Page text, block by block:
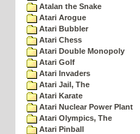
Atalan the Snake
Atari Arogue
Atari Bubbler
Atari Chess
Atari Double Monopoly
Atari Golf
Atari Invaders
Atari Jail, The
Atari Karate
Atari Nuclear Power Plant
Atari Olympics, The
Atari Pinball